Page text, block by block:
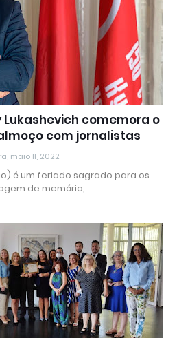
Lukashevich comemora o
com jornalistas
maio 11, 2022
é um feriado sagrado para os
de memória, …